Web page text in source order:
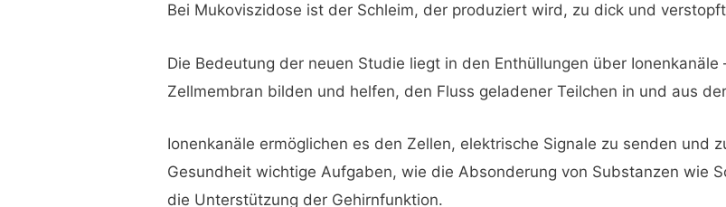
Bei Mukoviszidose ist der Schleim, der produziert wird, zu dick und
Die Bedeutung der neuen Studie liegt in den Enthüllungen über
Zellmembran bilden und helfen, den Fluss geladener Teilchen in und aus
Ionenkanäle ermöglichen es den Zellen, elektrische Signale zu senden und
Gesundheit wichtige Aufgaben, wie die Absonderung von Substanzen wie
die Unterstützung der Gehirnfunktion.